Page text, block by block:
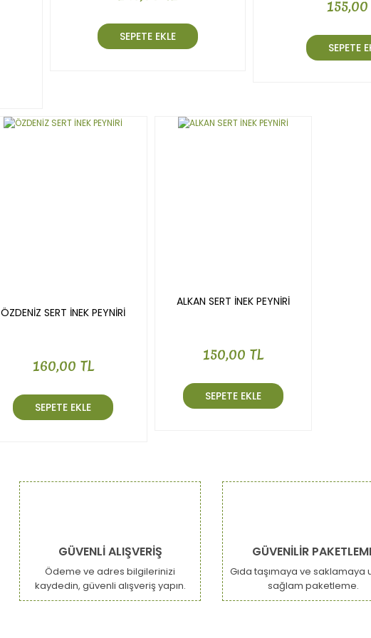
SEPETE EKLE
155,00
SEPETE
ÖZDENİZ SERT İNEK PEYNİRİ
160,00 TL
SEPETE EKLE
ALKAN SERT İNEK PEYNİRİ
150,00 TL
SEPETE EKLE
GÜVENLİ ALIŞVERİŞ
Ödeme ve adres bilgilerinizi
kaydedin, güvenli alışveriş yapın.
GÜVENİLİR
Gıda taşımaya ve saklamaya
sağlam paketleme.